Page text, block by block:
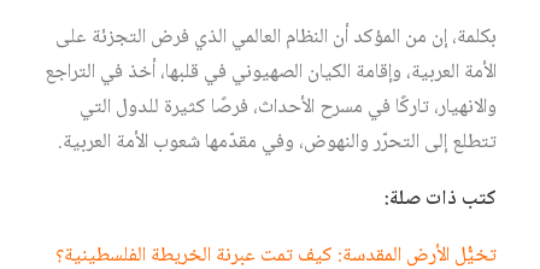
بكلمة، إن من المؤكد أن النظام العالمي الذي فرض التجزئة على
الأمة العربية، وإقامة الكيان الصهيوني في قلبها، أخذ في التراجع
والانهيار، تاركًا في مسرح الأحداث، فرصًا كثيرة للدول التي
تتطلع إلى التحرّر والنهوض، وفي مقدّمها شعوب الأمة العربية.
كتب ذات صلة:
تخيُّل الأرض المقدسة: كيف تمت عبرنة الخريطة الفلسطينية؟